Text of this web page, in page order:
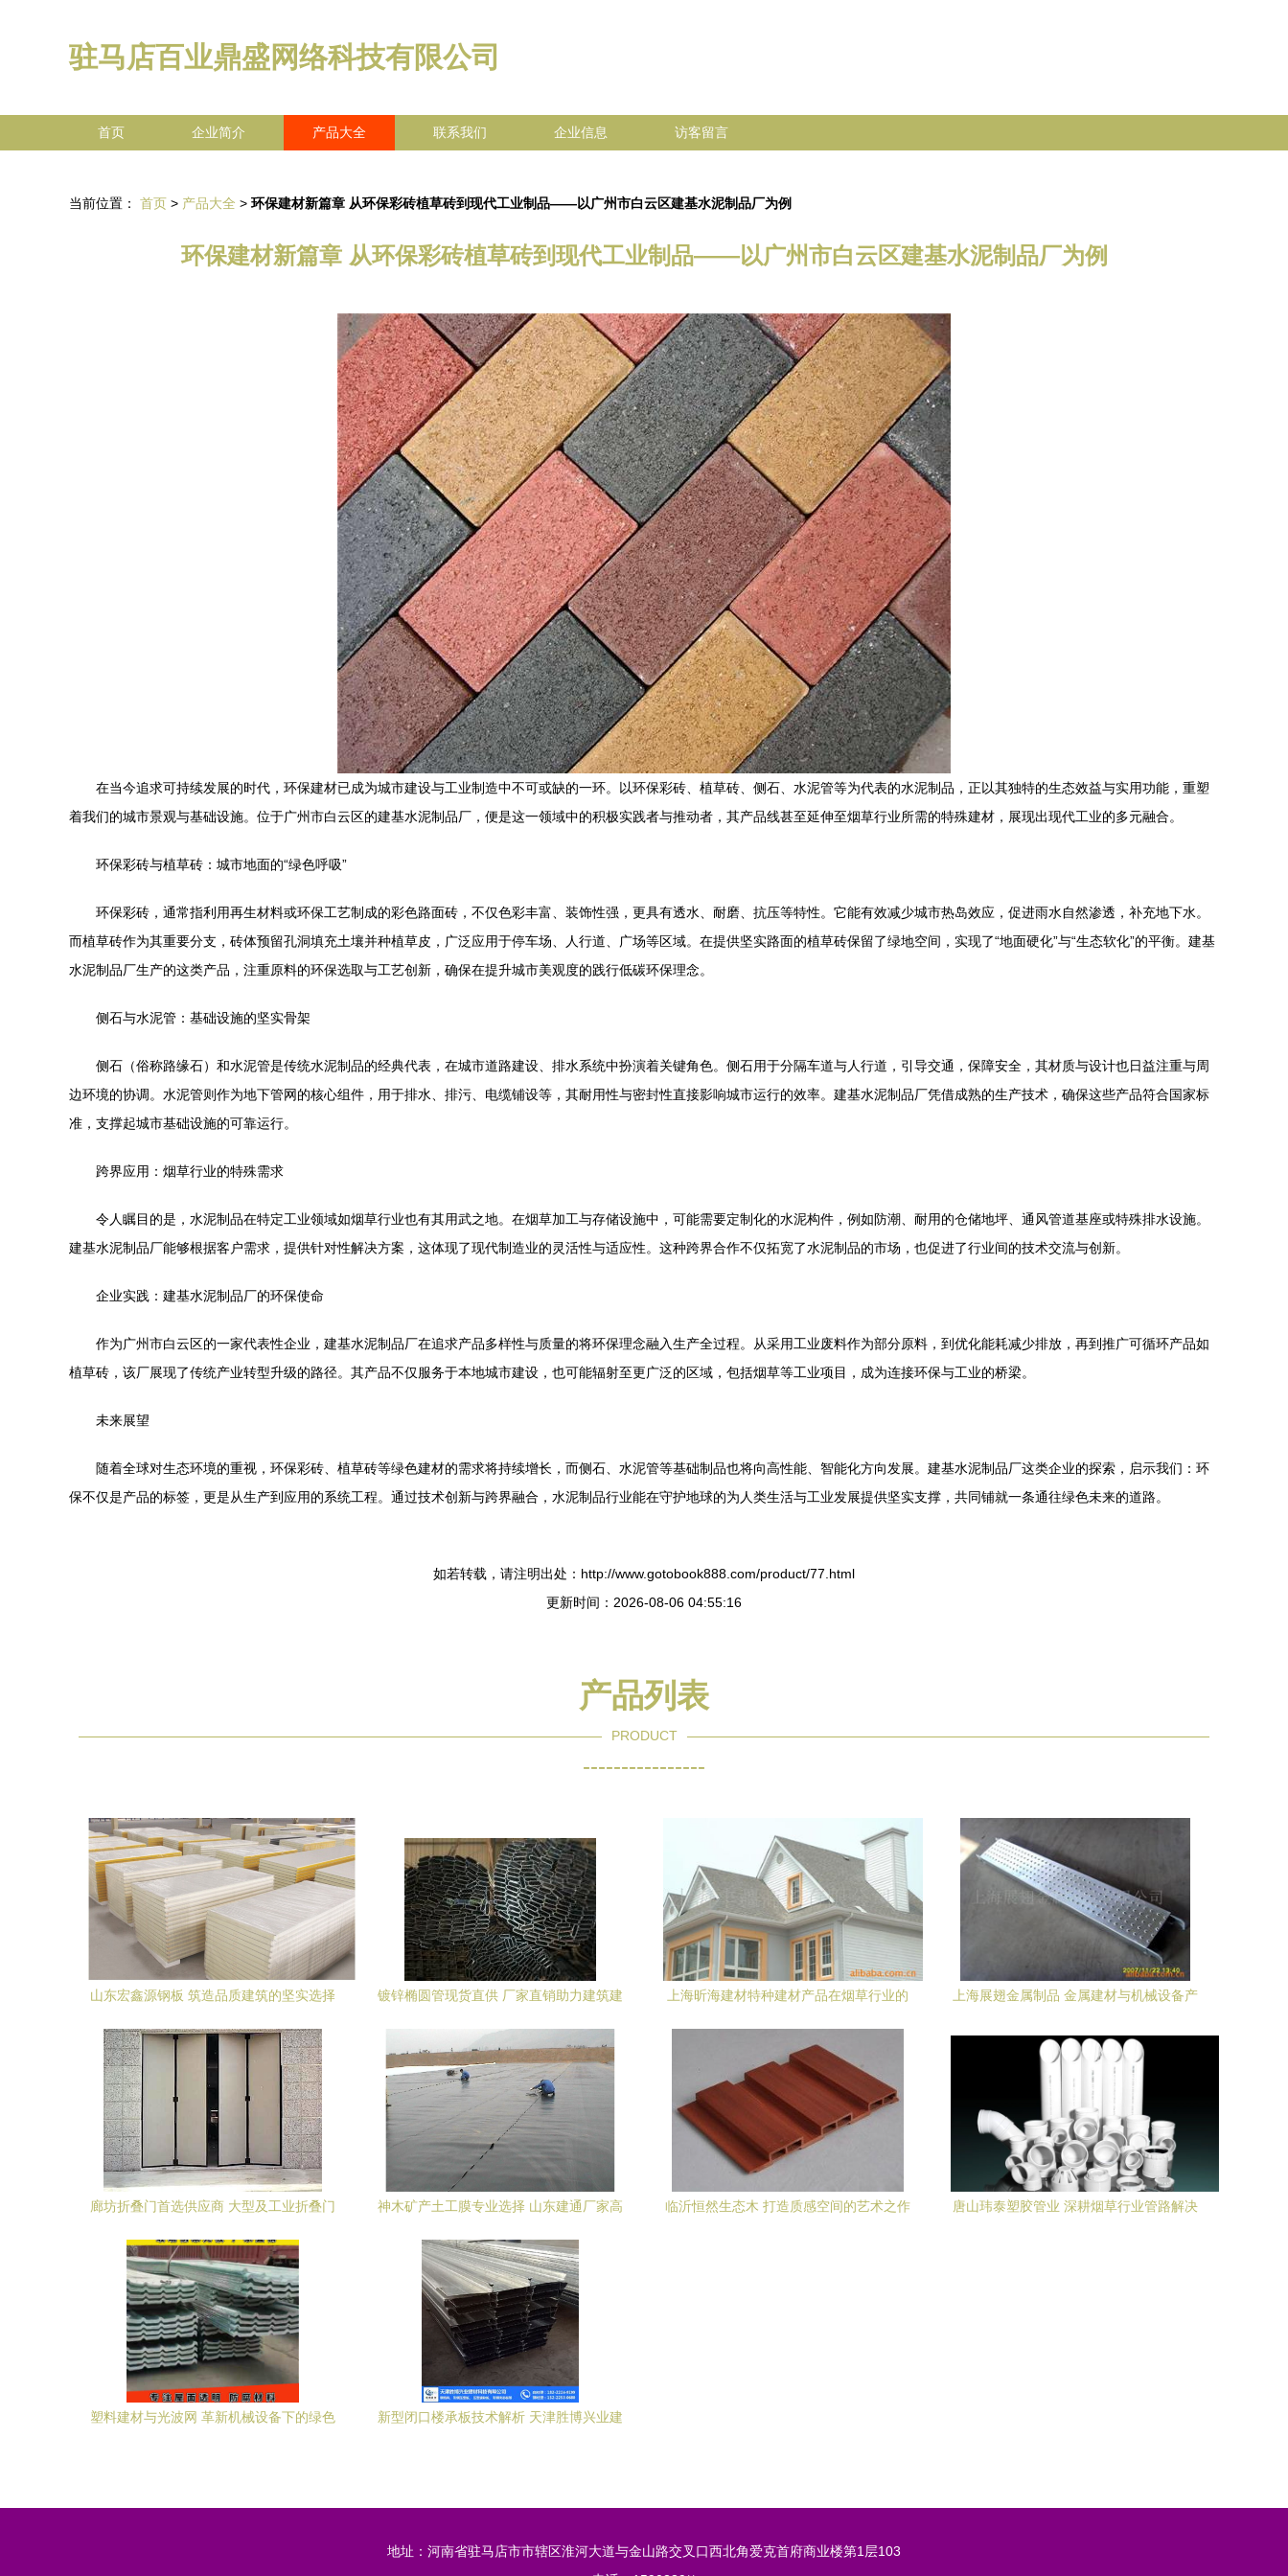
驻马店百业鼎盛网络科技有限公司
首页 企业简介 产品大全 联系我们 企业信息 访客留言
当前位置： 首页 > 产品大全 > 环保建材新篇章 从环保彩砖植草砖到现代工业制品——以广州市白云区建基水泥制品厂为例
环保建材新篇章 从环保彩砖植草砖到现代工业制品——以广州市白云区建基水泥制品厂为例
在当今追求可持续发展的时代，环保建材已成为城市建设与工业制造中不可或缺的一环。以环保彩砖、植草砖、侧石、水泥管等为代表的水泥制品，正以其独特的生态效益与实用功能，重塑
着我们的城市景观与基础设施。位于广州市白云区的建基水泥制品厂，便是这一领域中的积极实践者与推动者，其产品线甚至延伸至烟草行业所需的特殊建材，展现出现代工业的多元融合。
环保彩砖与植草砖：城市地面的“绿色呼吸”
环保彩砖，通常指利用再生材料或环保工艺制成的彩色路面砖，不仅色彩丰富、装饰性强，更具有透水、耐磨、抗压等特性。它能有效减少城市热岛效应，促进雨水自然渗透，补充地下水。
而植草砖作为其重要分支，砖体预留孔洞填充土壤并种植草皮，广泛应用于停车场、人行道、广场等区域。在提供坚实路面的植草砖保留了绿地空间，实现了“地面硬化”与“生态软化”的平衡。建基
水泥制品厂生产的这类产品，注重原料的环保选取与工艺创新，确保在提升城市美观度的践行低碳环保理念。
侧石与水泥管：基础设施的坚实骨架
侧石（俗称路缘石）和水泥管是传统水泥制品的经典代表，在城市道路建设、排水系统中扮演着关键角色。侧石用于分隔车道与人行道，引导交通，保障安全，其材质与设计也日益注重与周
边环境的协调。水泥管则作为地下管网的核心组件，用于排水、排污、电缆铺设等，其耐用性与密封性直接影响城市运行的效率。建基水泥制品厂凭借成熟的生产技术，确保这些产品符合国家标
准，支撑起城市基础设施的可靠运行。
跨界应用：烟草行业的特殊需求
令人瞩目的是，水泥制品在特定工业领域如烟草行业也有其用武之地。在烟草加工与存储设施中，可能需要定制化的水泥构件，例如防潮、耐用的仓储地坪、通风管道基座或特殊排水设施。
建基水泥制品厂能够根据客户需求，提供针对性解决方案，这体现了现代制造业的灵活性与适应性。这种跨界合作不仅拓宽了水泥制品的市场，也促进了行业间的技术交流与创新。
企业实践：建基水泥制品厂的环保使命
作为广州市白云区的一家代表性企业，建基水泥制品厂在追求产品多样性与质量的将环保理念融入生产全过程。从采用工业废料作为部分原料，到优化能耗减少排放，再到推广可循环产品如
植草砖，该厂展现了传统产业转型升级的路径。其产品不仅服务于本地城市建设，也可能辐射至更广泛的区域，包括烟草等工业项目，成为连接环保与工业的桥梁。
未来展望
随着全球对生态环境的重视，环保彩砖、植草砖等绿色建材的需求将持续增长，而侧石、水泥管等基础制品也将向高性能、智能化方向发展。建基水泥制品厂这类企业的探索，启示我们：环
保不仅是产品的标签，更是从生产到应用的系统工程。通过技术创新与跨界融合，水泥制品行业能在守护地球的为人类生活与工业发展提供坚实支撑，共同铺就一条通往绿色未来的道路。
如若转载，请注明出处：http://www.gotobook888.com/product/77.html
更新时间：2026-08-06 04:55:16
产品列表
PRODUCT
----------------
山东宏鑫源钢板 筑造品质建筑的坚实选择
镀锌椭圆管现货直供 厂家直销助力建筑建
上海昕海建材特种建材产品在烟草行业的
上海展翅金属制品 金属建材与机械设备产
廊坊折叠门首选供应商 大型及工业折叠门
神木矿产土工膜专业选择 山东建通厂家高
临沂恒然生态木 打造质感空间的艺术之作
唐山玮泰塑胶管业 深耕烟草行业管路解决
塑料建材与光波网 革新机械设备下的绿色
新型闭口楼承板技术解析 天津胜博兴业建
地址：河南省驻马店市市辖区淮河大道与金山路交叉口西北角爱克首府商业楼第1层103